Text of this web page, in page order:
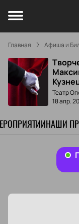
Главная Афиша и
Театр
18 апр.
НАШИ